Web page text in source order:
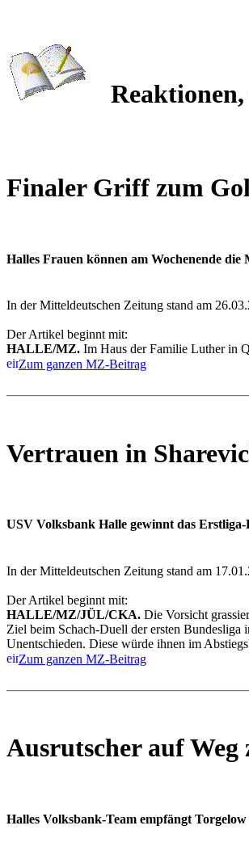
Finaler Griff zum
Halles Frauen können am Wochenende
In der Mitteldeutschen Zeitung stand am
Der Artikel beginnt mit:
HALLE/MZ. Im Haus der Familie Luther in
Zum ganzen MZ-Beitrag
Vertrauen in
USV Volksbank Halle gewinnt das
In der Mitteldeutschen Zeitung stand am
Der Artikel beginnt mit:
HALLE/MZ/JÜL/CKA. Die Vorsicht
Ziel beim Schach-Duell der ersten Bundesliga
Unentschieden. Diese würde ihnen im
Zum ganzen MZ-Beitrag
Ausrutscher auf
Halles Volksbank-Team empfängt